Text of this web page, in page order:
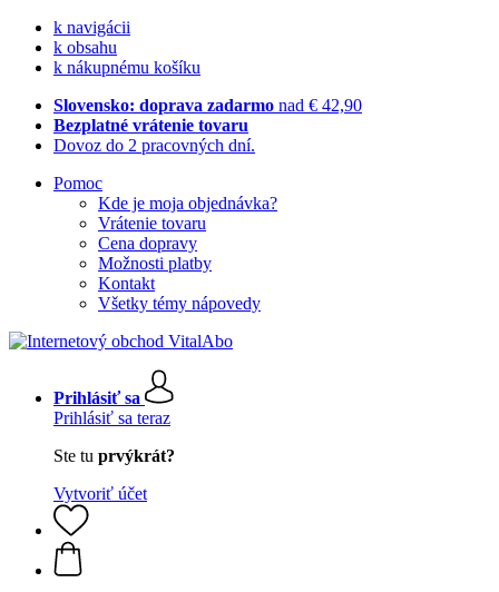
k navigácii
k obsahu
k nákupnému košíku
Slovensko: doprava zadarmo nad € 42,90
Bezplatné vrátenie tovaru
Dovoz do 2 pracovných dní.
Pomoc
Kde je moja objednávka?
Vrátenie tovaru
Cena dopravy
Možnosti platby
Kontakt
Všetky témy nápovedy
Prihlásiť sa
Prihlásiť sa teraz
Ste tu prvýkrát?
Vytvoriť účet